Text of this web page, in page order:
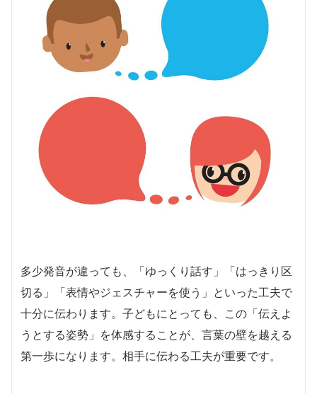
多少発音が違っても、「ゆっくり話す」「はっきり区
切る」「表情やジェスチャーを使う」といった工夫で
十分に伝わります。子どもにとっても、この「伝えよ
うとする姿勢」を体感することが、言葉の壁を越える
第一歩になります。相手に伝わる工夫が重要です。